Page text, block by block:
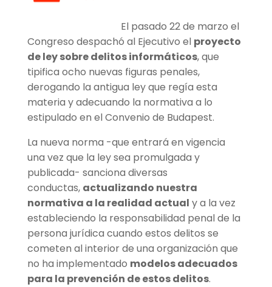
El pasado 22 de marzo el
Congreso despachó al Ejecutivo el proyecto
de ley sobre delitos informáticos, que
tipifica ocho nuevas figuras penales,
derogando la antigua ley que regía esta
materia y adecuando la normativa a lo
estipulado en el Convenio de Budapest.
La nueva norma -que entrará en vigencia
una vez que la ley sea promulgada y
publicada- sanciona diversas
conductas, actualizando nuestra
normativa a la realidad actual y a la vez
estableciendo la responsabilidad penal de la
persona jurídica cuando estos delitos se
cometen al interior de una organización que
no ha implementado modelos adecuados
para la prevención de estos delitos.